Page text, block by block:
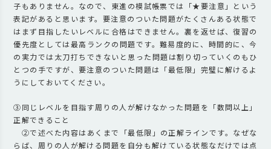
子もありません。なので、東進の模試帳票では「★要注意」という
表記があると思います。要注意のついた問題がたくさんある状態で
はまず目指したいレベルに合格はできません。裏を返せば、復習の
優先度としては最高ランクの問題です。難易度的に、時間的に、今
の実力では太刀打ちできないと思った問題は割り切っていくのもひ
とつの手ですが、要注意のついた問題は「最低限」完璧に解けるよ
うにしておいてください。
③同じレベルを目指す周りの人が解けなかった問題を「数問以上」
正解できること
②で述べた内容はあくまで「最低限」の正解ラインです。なぜな
らば、周りの人が解ける問題を自分も解けている状態なだけでは点